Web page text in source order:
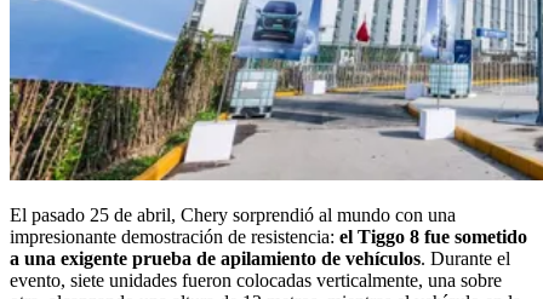
El pasado 25 de abril, Chery sorprendió al mundo con una
impresionante demostración de resistencia: el Tiggo 8 fue sometido
a una exigente prueba de apilamiento de vehículos. Durante el
evento, siete unidades fueron colocadas verticalmente, una sobre